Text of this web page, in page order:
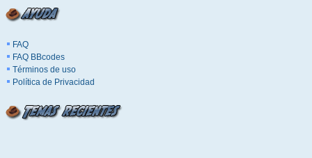
FAQ
FAQ BBcodes
Términos de uso
Política de Privacidad